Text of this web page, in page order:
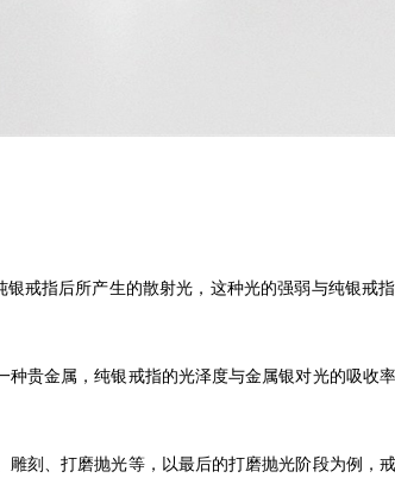
戒指后所产生的散射光，这种光的强弱与纯银戒
贵金属，纯银戒指的光泽度与金属银对光的吸收
刻、打磨抛光等，以最后的打磨抛光阶段为例，